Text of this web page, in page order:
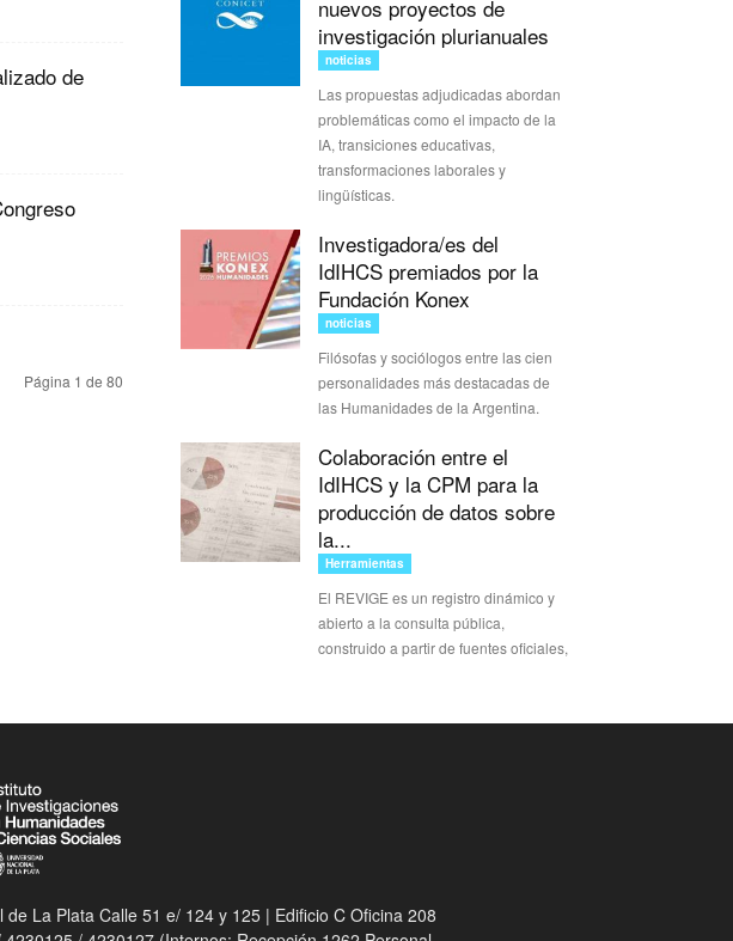
de
Página 1 de 80
nuevos proyectos de
investigación plurianuales
noticias
Las propuestas adjudicadas abordan
problemáticas como el impacto de la
IA, transiciones educativas,
transformaciones laborales y
lingüísticas.
Investigadora/es del
IdIHCS premiados por la
Fundación Konex
noticias
Filósofas y sociólogos entre las cien
personalidades más destacadas de
las Humanidades de la Argentina.
Colaboración entre el
IdIHCS y la CPM para la
producción de datos sobre
la...
Herramientas
El REVIGE es un registro dinámico y
abierto a la consulta pública,
construido a partir de fuentes oficiales,
La Plata Calle 51 e/ 124 y 125 | Edificio C Oficina 208